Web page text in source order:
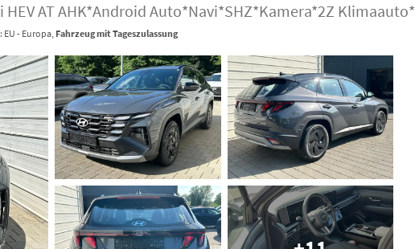
HEV AT AHK*Android Auto*Navi*SHZ*Kamera*2Z Klimaauto*
EU - Europa, Fahrzeug mit Tageszulassung